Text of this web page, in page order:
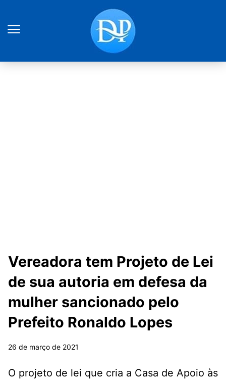
Vereadora tem Projeto de Lei
de sua autoria em defesa da
mulher sancionado pelo
Prefeito Ronaldo Lopes
26 de março de 2021
O projeto de lei que cria a Casa de Apoio às